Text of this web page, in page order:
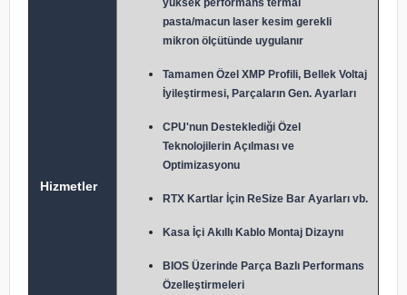
Hizmetler
yüksek performans termal
pasta/macun laser kesim gerekli
mikron ölçütünde uygulanır
Tamamen Özel XMP Profili, Bellek Voltaj
İyileştirmesi, Parçaların Gen. Ayarları
CPU'nun Desteklediği Özel
Teknolojilerin Açılması ve
Optimizasyonu
RTX Kartlar İçin ReSize Bar Ayarları vb.
Kasa İçi Akıllı Kablo Montaj Dizaynı
BIOS Üzerinde Parça Bazlı Performans
Özelleştirmeleri